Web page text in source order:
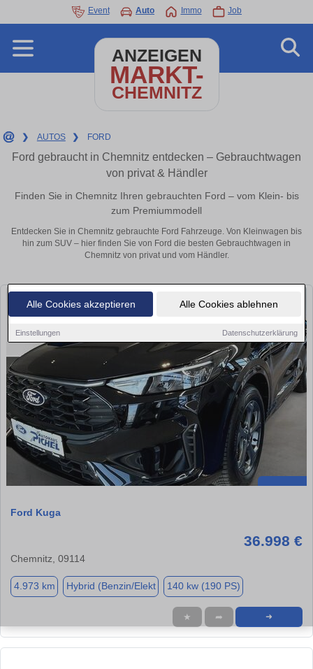
Alle Cookies akzeptieren Alle Cookies ablehnen
Einstellungen Datenschutzerklärung
Event Auto Immo Job
ANZEIGEN
MARKT-
CHEMNITZ
❯ AUTOS ❯ FORD
Ford gebraucht in Chemnitz entdecken – Gebrauchtwagen
von privat & Händler
Finden Sie in Chemnitz Ihren gebrauchten Ford – vom Klein- bis
zum Premiummodell
Entdecken Sie in Chemnitz gebrauchte Ford Fahrzeuge. Von Kleinwagen bis
hin zum SUV – hier finden Sie von Ford die besten Gebrauchtwagen in
Chemnitz von privat und vom Händler.
Ford Kuga
36.998 €
Chemnitz, 09114
4.973 km Hybrid (Benzin/Elekt 140 kw (190 PS)
★ ➦ ➜